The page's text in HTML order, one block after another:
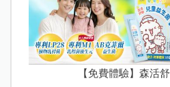
【免費體驗】森活